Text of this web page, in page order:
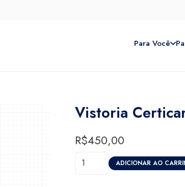
Para Você
Vistoria
R$450,00
Vistoria
ADICIONAR AO